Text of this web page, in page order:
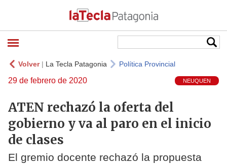
Volver| La Tecla Patagonia Política Provincial
29 de febrero de 2020 NEUQUEN
ATEN rechazó la oferta del
gobierno y va al paro en el inicio
de clases
El gremio docente rechazó la propuesta